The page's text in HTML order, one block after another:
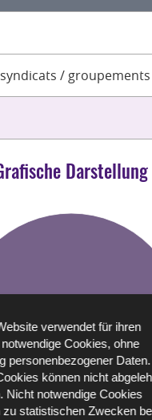
verwendet für ihren
Cookies, ohne
personenbezogener Daten.
können nicht
Nicht notwendige Cookies
zu statistischen Zwecken
/ groupements
Darstellung